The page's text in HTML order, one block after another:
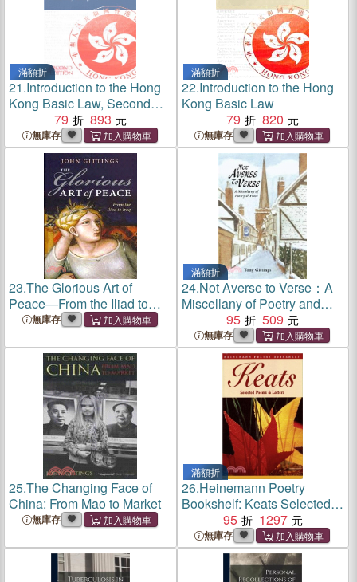
滿額折
21.Introduction to the Hong
Kong Basic Law, Second
79 893
無庫存
滿額折
22.Introduction to the Hong
Kong Basic Law
79
820
無庫存
23.The Glorious Art of
Peace—From the Iliad to
Iraq無庫存
滿額折
24.Not Averse to Verse：A
Miscellany of Poetry and
95 509
無庫存
25.The Changing Face of
China: From Mao to Market
無庫存
滿額折
26.Heinemann Poetry
Bookshelf: Keats Selected
Poems and Letters
95 1297
無庫存